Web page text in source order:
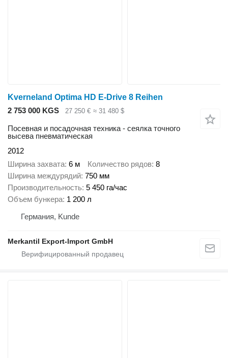
Kverneland Optima HD E-Drive 8 Reihen
2 753 000 KGS
27 250 € ≈ 31 480 $
Посевная и посадочная техника - сеялка точного
высева пневматическая
2012
Ширина захвата 6 м Количество рядов 8
Ширина междурядий 750 мм
Производительность 5 450 га/час
Объем бункера 1 200 л
Германия, Kunde
Merkantil Export-Import GmbH